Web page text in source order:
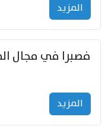
المزید
المزید